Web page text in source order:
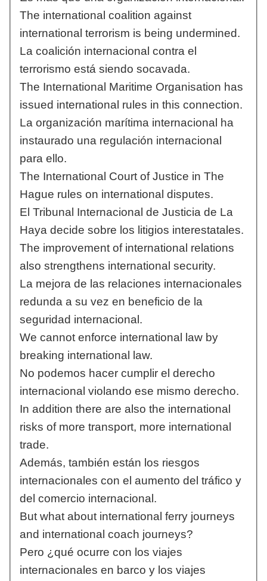
The international coalition against
international terrorism is being undermined.
La coalición internacional contra el
terrorismo está siendo socavada.
The International Maritime Organisation has
issued international rules in this connection.
La organización marítima internacional ha
instaurado una regulación internacional
para ello.
The International Court of Justice in The
Hague rules on international disputes.
El Tribunal Internacional de Justicia de La
Haya decide sobre los litigios interestatales.
The improvement of international relations
also strengthens international security.
La mejora de las relaciones internacionales
redunda a su vez en beneficio de la
seguridad internacional.
We cannot enforce international law by
breaking international law.
No podemos hacer cumplir el derecho
internacional violando ese mismo derecho.
In addition there are also the international
risks of more transport, more international
trade.
Además, también están los riesgos
internacionales con el aumento del tráfico y
del comercio internacional.
But what about international ferry journeys
and international coach journeys?
Pero ¿qué ocurre con los viajes
internacionales en barco y los viajes